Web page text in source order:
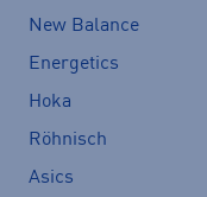
New Balance
Energetics
Hoka
Röhnisch
Asics